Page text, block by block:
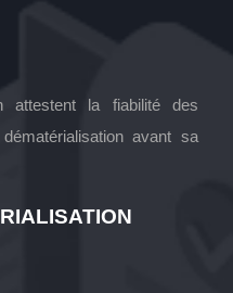
attestent la fiabilité des
avant sa